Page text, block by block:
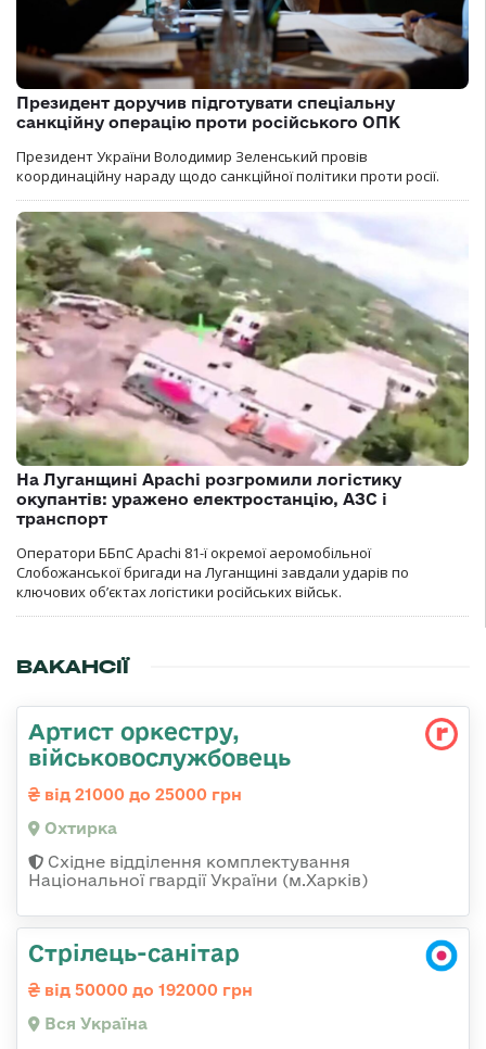
Президент доручив підготувати спеціальну
санкційну операцію проти російського ОПК
Президент України Володимир Зеленський провів
координаційну нараду щодо санкційної політики проти росії.
На Луганщині Apachi розгромили логістику
окупантів: уражено електростанцію, АЗС і
транспорт
Оператори ББпС Apachi 81-ї окремої аеромобільної
Слобожанської бригади на Луганщині завдали ударів по
ключових об’єктах логістики російських військ.
ВАКАНСІЇ
Артист оркестру,
військовослужбовець
від 21000 до 25000 грн
Охтирка
Східне відділення комплектування
Національної гвардії України (м.Харків)
Стрілець-санітар
від 50000 до 192000 грн
Вся Україна